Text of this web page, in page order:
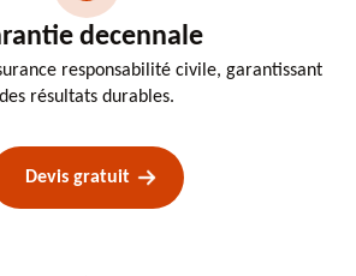
decennale
responsabilité civile, garantissant
des résultats durables.
Devis gratuit